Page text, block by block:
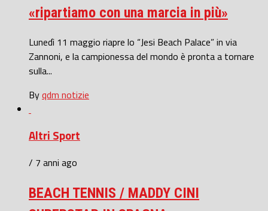
«ripartiamo con una marcia in più»
Lunedì 11 maggio riapre lo “Jesi Beach Palace” in via
Zannoni, e la campionessa del mondo è pronta a tornare
sulla...
Byqdm notizie
Altri Sport
/ 7 anni ago
BEACH TENNIS / MADDY CINI